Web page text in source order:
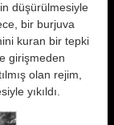
düşürülmesiyle
bir burjuva
kuran bir tepki
girişmeden
olan rejim,
yıkıldı.